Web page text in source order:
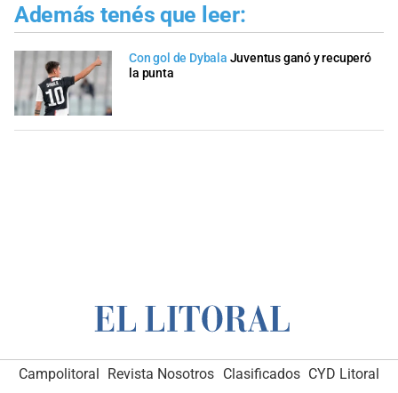
Además tenés que leer:
Con gol de Dybala Juventus ganó y recuperó
la punta
Campolitoral Revista Nosotros Clasificados CYD Litoral